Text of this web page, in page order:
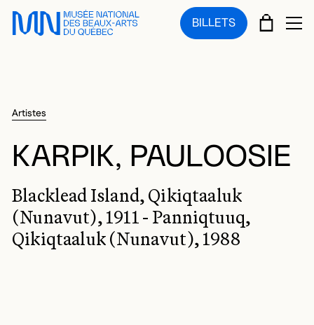
Sauter au menu principal
Sauter au contenu principal
Sauter au pied de page
BILLETS PANIER
Artistes
KARPIK, PAULOOSIE
Blacklead Island, Qikiqtaaluk
(Nunavut), 1911 - Panniqtuuq,
Qikiqtaaluk (Nunavut), 1988